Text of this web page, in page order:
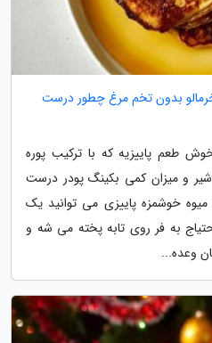
بدون تخم مرغ چطور درست
طعم پاییزیه که با ترکیب پوره
شیر و میزان کمی بکینگ پودر درست
خوشمزه پاییزی می توانید یک
به فر روی تابه پخته می شه و
وعده...